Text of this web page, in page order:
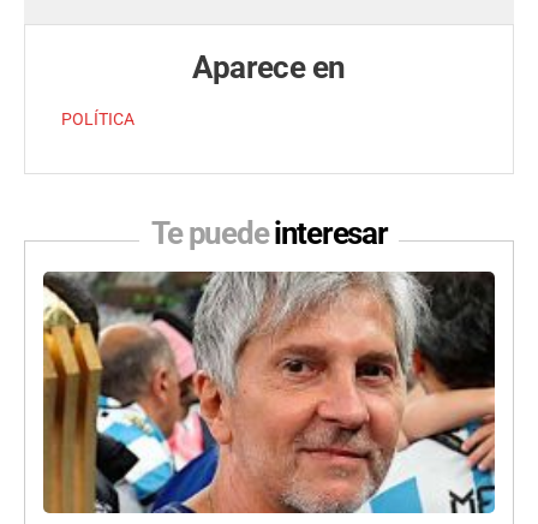
Aparece en
POLÍTICA
Te puedeinteresar